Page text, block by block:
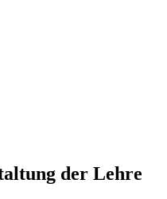
der Lehre